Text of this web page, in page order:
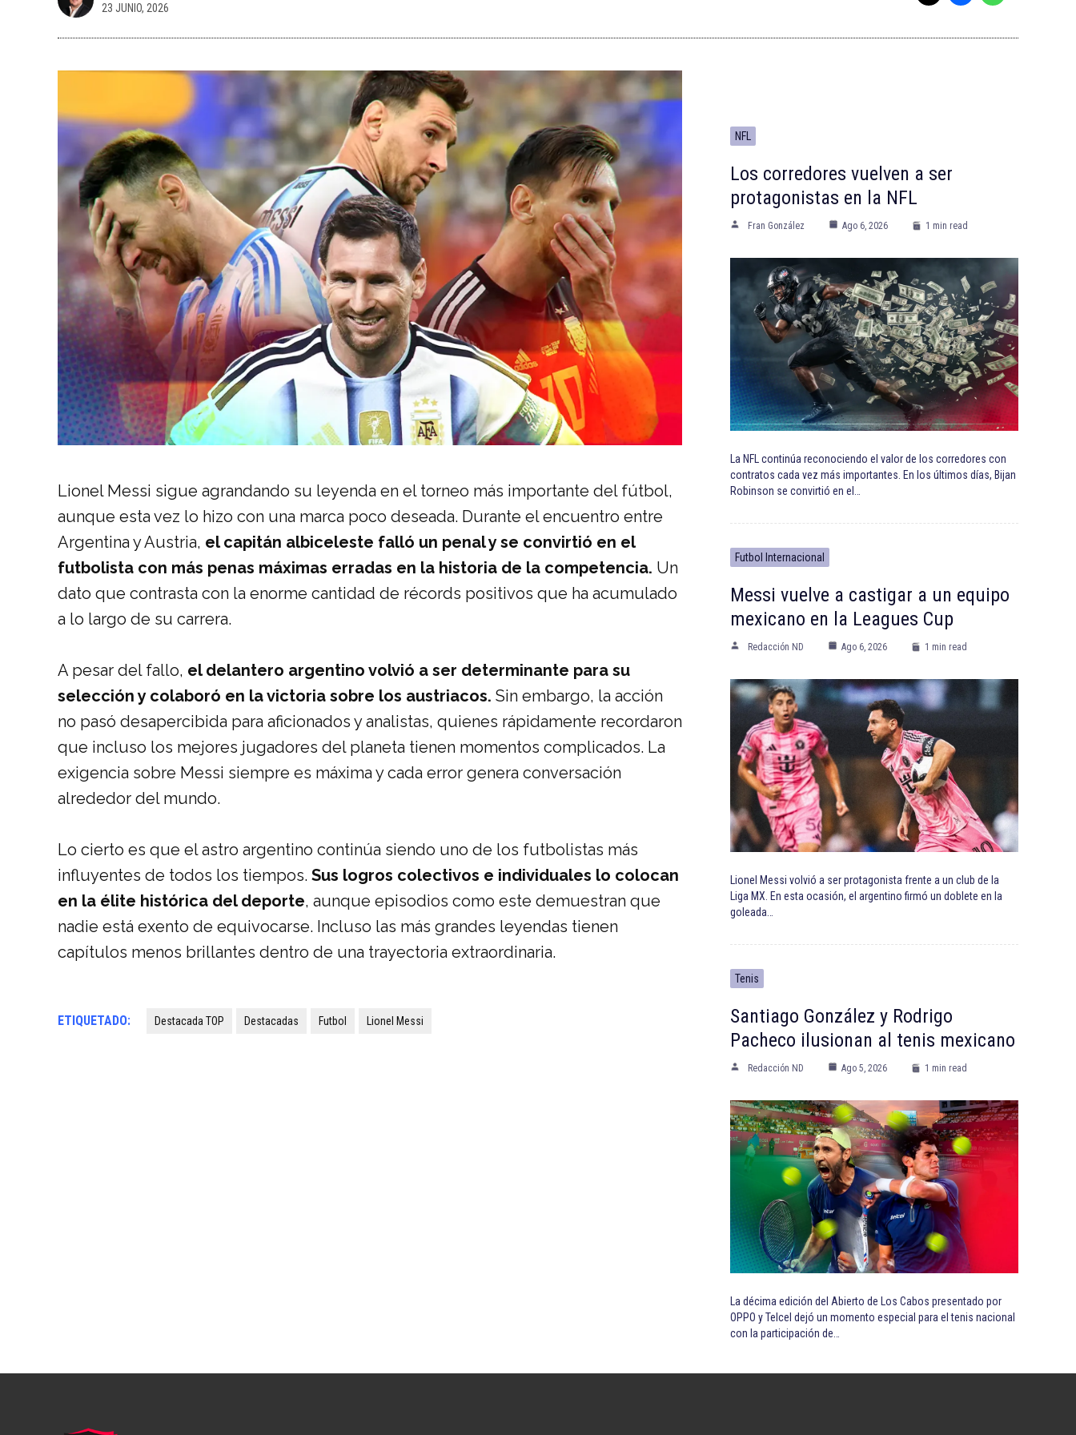
23 JUNIO, 2026
Lionel Messi sigue agrandando su leyenda en el torneo más importante del fútbol,
aunque esta vez lo hizo con una marca poco deseada. Durante el encuentro entre
Argentina y Austria, el capitán albiceleste falló un penal y se convirtió en el
futbolista con más penas máximas erradas en la historia de la competencia. Un
dato que contrasta con la enorme cantidad de récords positivos que ha acumulado
a lo largo de su carrera.
A pesar del fallo, el delantero argentino volvió a ser determinante para su
selección y colaboró en la victoria sobre los austriacos. Sin embargo, la acción
no pasó desapercibida para aficionados y analistas, quienes rápidamente recordaron
que incluso los mejores jugadores del planeta tienen momentos complicados. La
exigencia sobre Messi siempre es máxima y cada error genera conversación
alrededor del mundo.
Lo cierto es que el astro argentino continúa siendo uno de los futbolistas más
influyentes de todos los tiempos. Sus logros colectivos e individuales lo colocan
en la élite histórica del deporte, aunque episodios como este demuestran que
nadie está exento de equivocarse. Incluso las más grandes leyendas tienen
capítulos menos brillantes dentro de una trayectoria extraordinaria.
ETIQUETADO: Destacada TOP Destacadas Futbol Lionel Messi
NFL
Los corredores vuelven a ser
protagonistas en la NFL
Fran González Ago 6, 2026 1 min read
La NFL continúa reconociendo el valor de los corredores con
contratos cada vez más importantes. En los últimos días, Bijan
Robinson se convirtió en el…
Futbol Internacional
Messi vuelve a castigar a un equipo
mexicano en la Leagues Cup
Redacción ND Ago 6, 2026 1 min read
Lionel Messi volvió a ser protagonista frente a un club de la
Liga MX. En esta ocasión, el argentino firmó un doblete en la
goleada…
Tenis
Santiago González y Rodrigo
Pacheco ilusionan al tenis mexicano
Redacción ND Ago 5, 2026 1 min read
La décima edición del Abierto de Los Cabos presentado por
OPPO y Telcel dejó un momento especial para el tenis nacional
con la participación de…